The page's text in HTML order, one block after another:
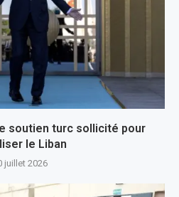
soutien turc sollicité pour
le Liban
juillet 2026